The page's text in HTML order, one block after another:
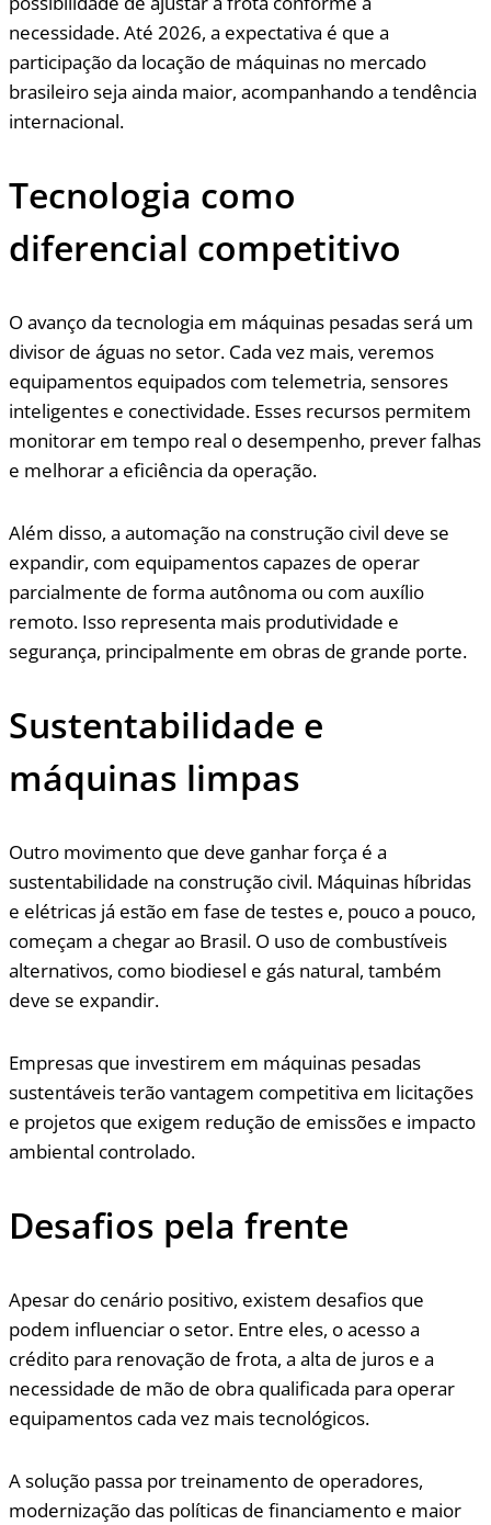
necessidade. Até 2026, a expectativa é que a
participação da locação de máquinas no mercado
brasileiro seja ainda maior, acompanhando a tendência
internacional.
Tecnologia como
diferencial competitivo
O avanço da tecnologia em máquinas pesadas será um
divisor de águas no setor. Cada vez mais, veremos
equipamentos equipados com telemetria, sensores
inteligentes e conectividade. Esses recursos permitem
monitorar em tempo real o desempenho, prever falhas
e melhorar a eficiência da operação.
Além disso, a automação na construção civil deve se
expandir, com equipamentos capazes de operar
parcialmente de forma autônoma ou com auxílio
remoto. Isso representa mais produtividade e
segurança, principalmente em obras de grande porte.
Sustentabilidade e
máquinas limpas
Outro movimento que deve ganhar força é a
sustentabilidade na construção civil. Máquinas híbridas
e elétricas já estão em fase de testes e, pouco a pouco,
começam a chegar ao Brasil. O uso de combustíveis
alternativos, como biodiesel e gás natural, também
deve se expandir.
Empresas que investirem em máquinas pesadas
sustentáveis terão vantagem competitiva em licitações
e projetos que exigem redução de emissões e impacto
ambiental controlado.
Desafios pela frente
Apesar do cenário positivo, existem desafios que
podem influenciar o setor. Entre eles, o acesso a
crédito para renovação de frota, a alta de juros e a
necessidade de mão de obra qualificada para operar
equipamentos cada vez mais tecnológicos.
A solução passa por treinamento de operadores,
modernização das políticas de financiamento e maior